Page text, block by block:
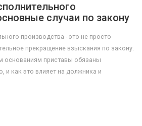
случаи по закону
производства - это не просто
прекращение взыскания по закону.
основаниям приставы обязаны
и как это влияет на должника и